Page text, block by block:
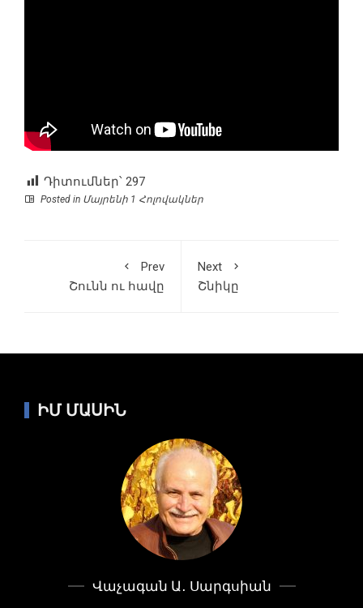
Դիտումներ՝ 297
Posted in Մայրենի 1 Հոլովակներ
Prev
Շունն ու հավը
Next
Շնիկը
ԻՄ ՄԱՍԻՆ
Վաչագան Ա․ Սարգսիան